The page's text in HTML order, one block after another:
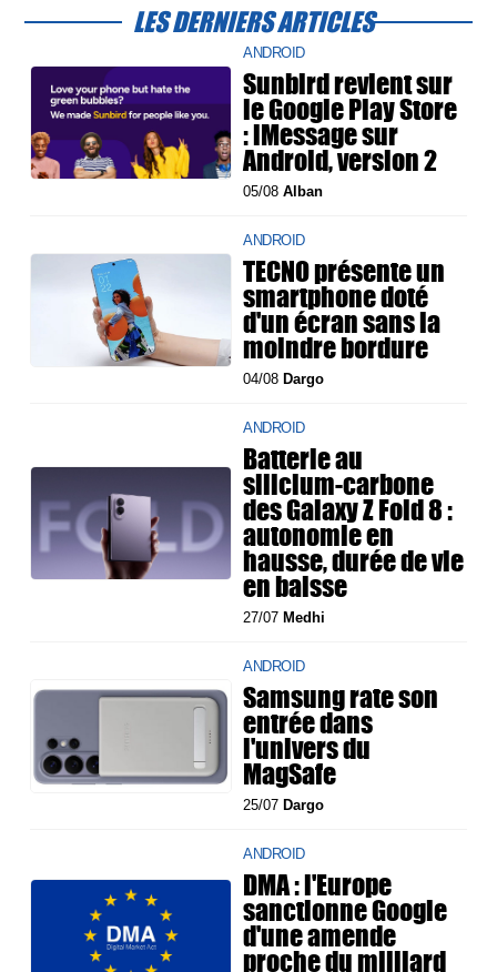
LES DERNIERS ARTICLES
ANDROID
Sunbird revient sur
le Google Play Store
: iMessage sur
Android, version 2
05/08Alban
ANDROID
TECNO présente un
smartphone doté
d'un écran sans la
moindre bordure
04/08 Dargo
ANDROID
Batterie au
silicium-carbone
des Galaxy Z Fold 8 :
autonomie en
hausse, durée de vie
en baisse
27/07 Medhi
ANDROID
Samsung rate son
entrée dans
l'univers du
MagSafe
25/07 Dargo
ANDROID
DMA : l'Europe
sanctionne Google
d'une amende
proche du milliard